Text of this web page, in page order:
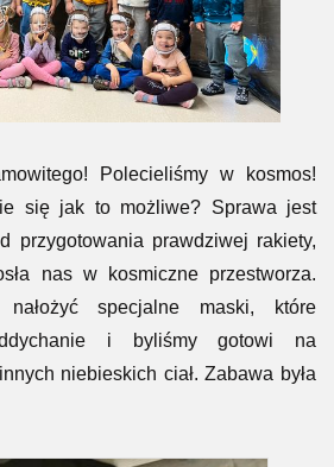
Polecieliśmy w kosmos!
się jak to możliwe? Sprawa jest
przygotowania prawdziwej rakiety,
nas w kosmiczne przestworza.
nałożyć specjalne maski, które
i byliśmy gotowi na
niebieskich ciał. Zabawa była